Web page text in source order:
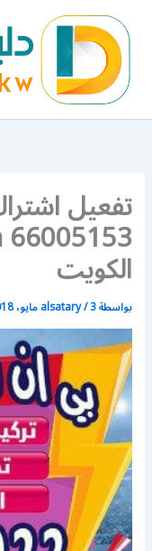
المحتوى
تفعيل
الكويت
بواسطة alsatary/3 مايو، 2018